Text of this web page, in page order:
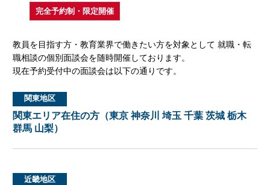
完全予約制・限定開催
教員を目指す方・教育業界で働きたい方を対象として 就職・転
職相談の個別面談会を随時開催しております。
現在予約受付中の面談会は以下の通りです。
関東地区
関東エリア在住の方（東京 神奈川 埼玉 千葉 茨城 栃木
群馬 山梨）
近畿地区